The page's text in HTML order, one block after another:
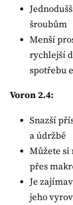
šroubům
Menší
rychlejší
spotřebu
Voron 2.4:
Snazší
a údržbě
Můžete
přes
Je
jeho